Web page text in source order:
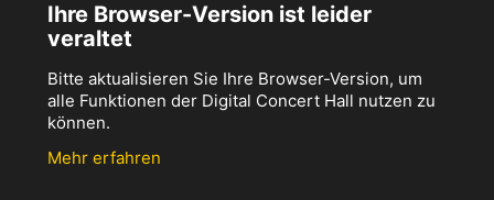
Ihre Browser-Version ist leider
veraltet
Bitte aktualisieren Sie Ihre Browser-Version, um
alle Funktionen der Digital Concert Hall nutzen zu
können.
Mehr erfahren